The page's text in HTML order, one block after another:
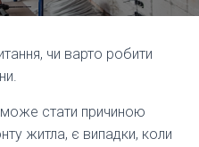
В
чи варто робити
стати причиною
житла, є випадки, коли